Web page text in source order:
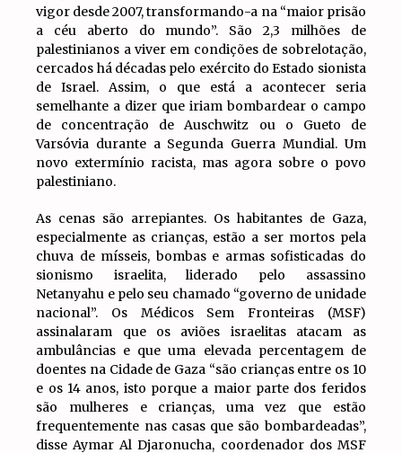
vigor desde 2007, transformando-a na “maior prisão
a céu aberto do mundo”. São 2,3 milhões de
palestinianos a viver em condições de sobrelotação,
cercados há décadas pelo exército do Estado sionista
de Israel. Assim, o que está a acontecer seria
semelhante a dizer que iriam bombardear o campo
de concentração de Auschwitz ou o Gueto de
Varsóvia durante a Segunda Guerra Mundial. Um
novo extermínio racista, mas agora sobre o povo
palestiniano.
As cenas são arrepiantes. Os habitantes de Gaza,
especialmente as crianças, estão a ser mortos pela
chuva de mísseis, bombas e armas sofisticadas do
sionismo israelita, liderado pelo assassino
Netanyahu e pelo seu chamado “governo de unidade
nacional”. Os Médicos Sem Fronteiras (MSF)
assinalaram que os aviões israelitas atacam as
ambulâncias e que uma elevada percentagem de
doentes na Cidade de Gaza “são crianças entre os 10
e os 14 anos, isto porque a maior parte dos feridos
são mulheres e crianças, uma vez que estão
frequentemente nas casas que são bombardeadas”,
disse Aymar Al Djaronucha, coordenador dos MSF